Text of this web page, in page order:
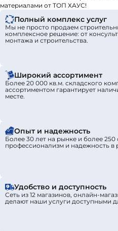
материалами от ТОП ХАУС!
Полный комплекс услуг
Мы не просто продаем
комплексное решение: от
монтажа и строительства.
Широкий ассортимент
Более 20 000 кв.м. складского
ассортиментом гарантирует
месте.
Опыт и надежность
Более 30 лет на рынке и более
профессионализм и надежность в
Удобство и доступность
Сеть из 12 магазинов, онлайн-
делают наши услуги доступными